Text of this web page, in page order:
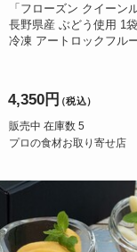
「フローズン クイーン
長野県産 ぶどう使用 1
冷凍 アートロックフル
4,350円（税込）
販売中 在庫数 5
プロの食材お取り寄せ店